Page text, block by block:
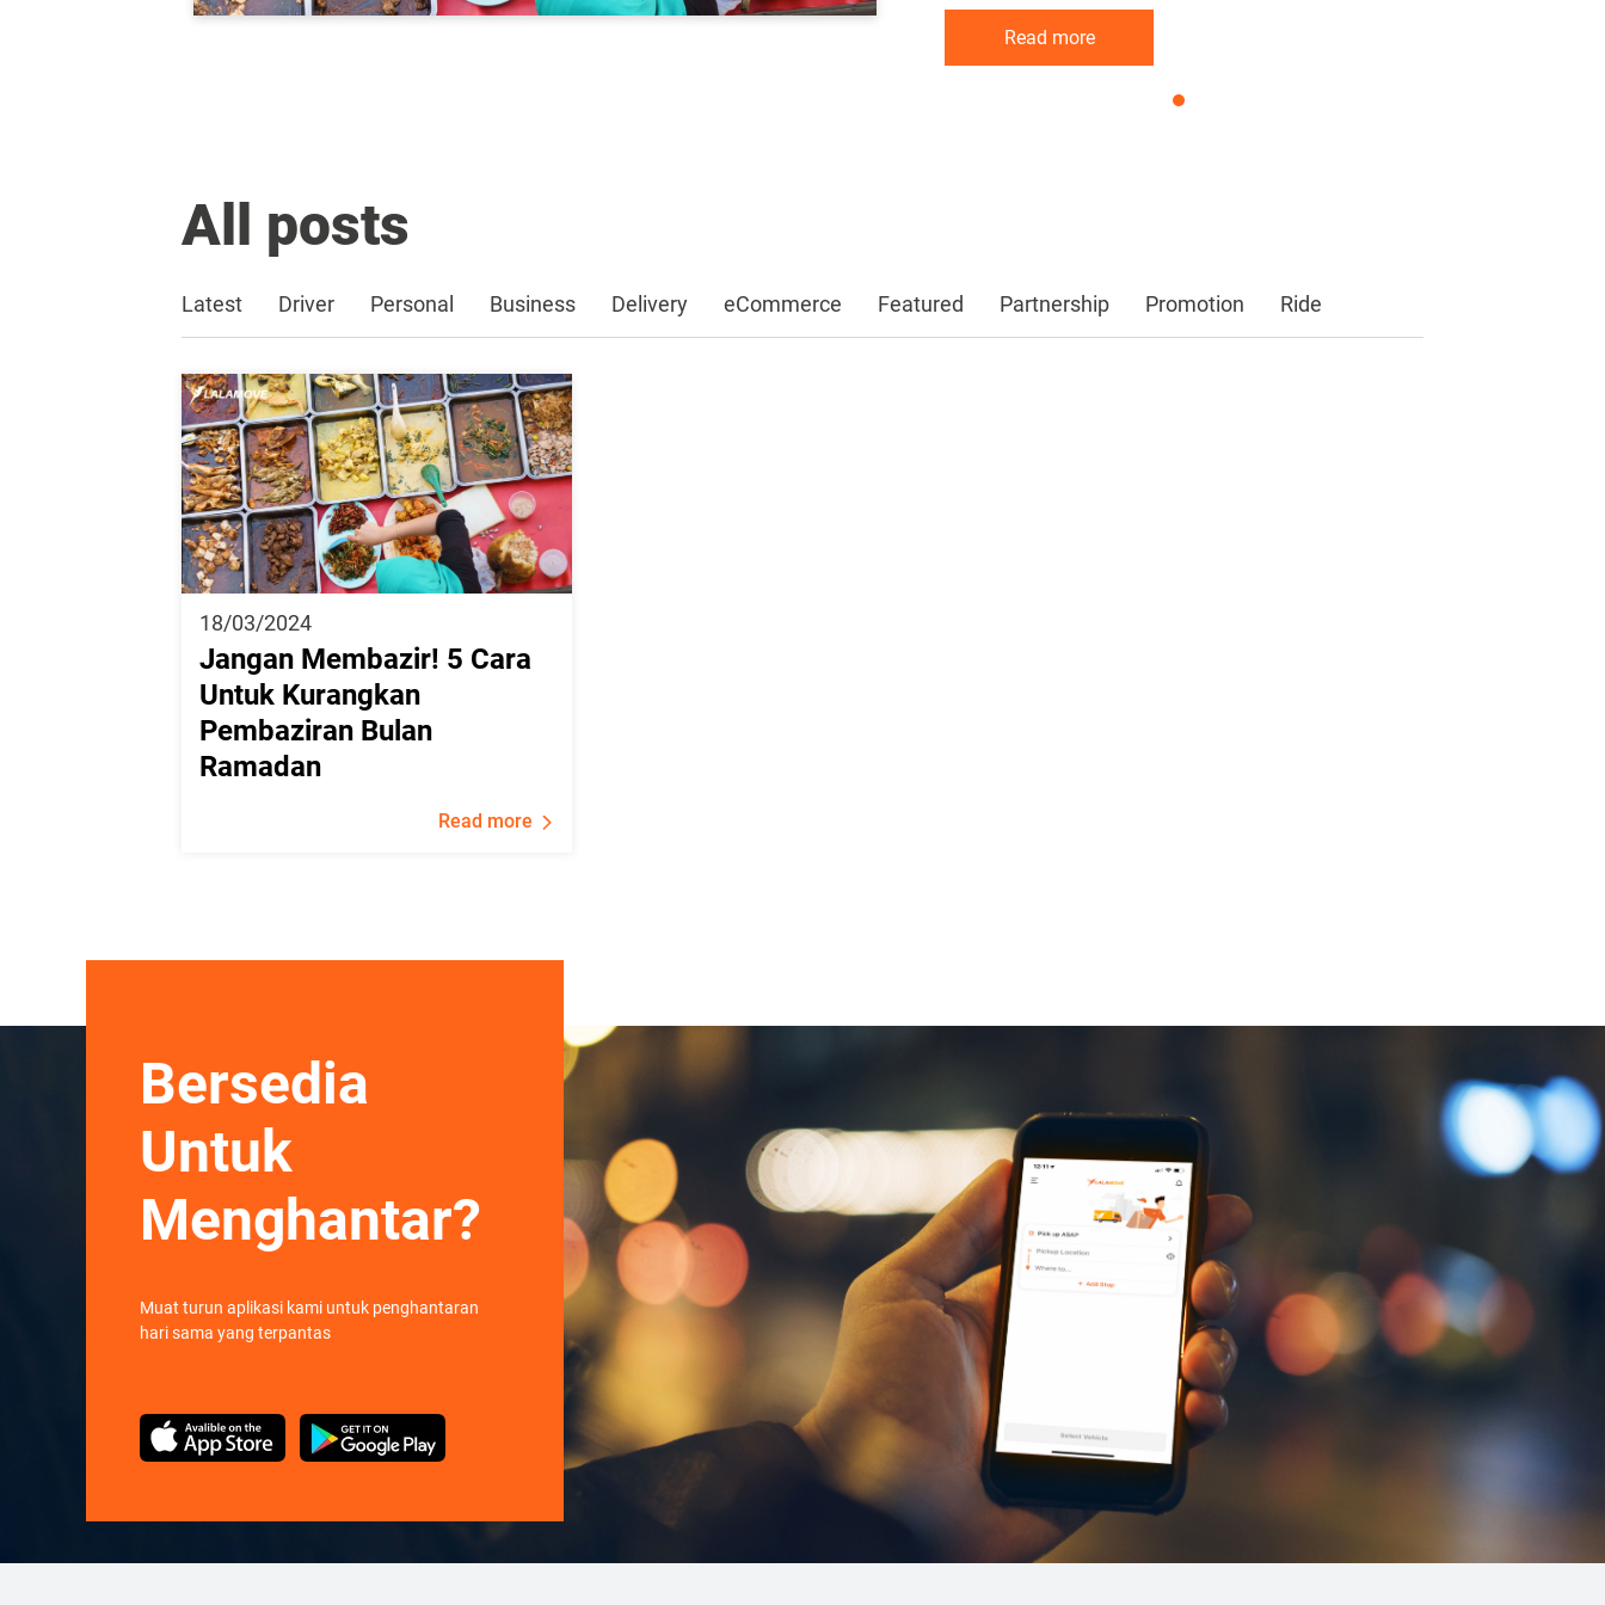
Read more
Read more
Read more
All posts
Latest Driver Personal Business Delivery eCommerce Featured Partnership Promotion Ride
18/03/2024
Jangan Membazir! 5 Cara
Untuk Kurangkan
Pembaziran Bulan
Ramadan
Read more
Bersedia
Untuk
Menghantar?
Muat turun aplikasi kami untuk penghantaran
hari sama yang terpantas